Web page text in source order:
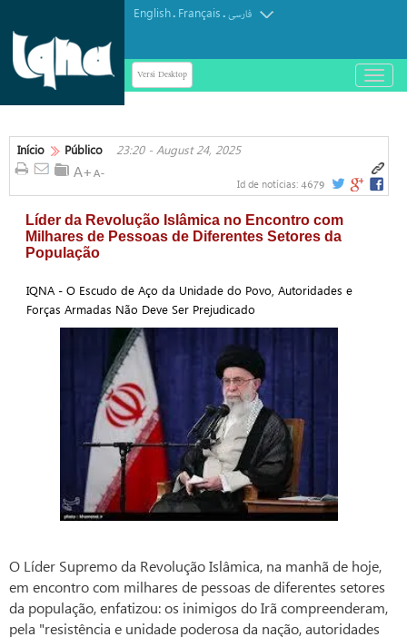
English. Français.فارسی
Versi Desktop
باز
و
کردن
Início Público 23:20 - August 24, 2025
Id de notícias: 4679
Líder da Revolução Islâmica no Encontro com
Milhares de Pessoas de Diferentes Setores da
População
IQNA - O Escudo de Aço da Unidade do Povo, Autoridades e
Forças Armadas Não Deve Ser Prejudicado
O Líder Supremo da Revolução Islâmica, na manhã de hoje,
em encontro com milhares de pessoas de diferentes setores
da população, enfatizou: os inimigos do Irã compreenderam,
pela "resistência e unidade poderosa da nação, autoridades